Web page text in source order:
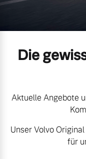
Aktuelle
Service by
Die
Aktuelle Angebote
Unser Volvo
für